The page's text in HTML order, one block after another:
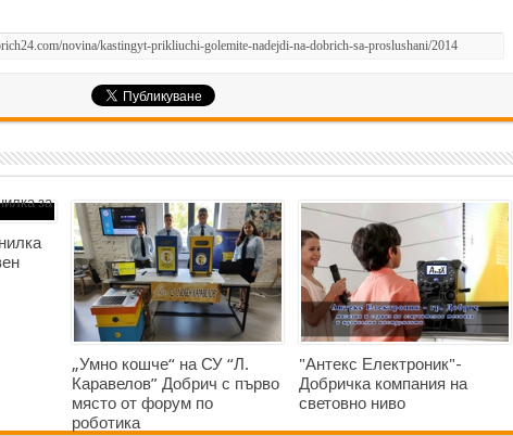
„Умно кошче“ на СУ “Л.
Каравелов” Добрич с първо
място от форум по
роботика
"Антекс Електроник"-
Добричка компания на
световно ниво